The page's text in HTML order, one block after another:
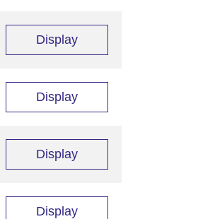
Display
Display
Display
Display